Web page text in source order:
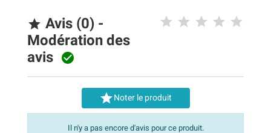
 Avis (0) -
Modération des
avis 
Noter le produit
Il n'y a pas encore d'avis pour ce produit.